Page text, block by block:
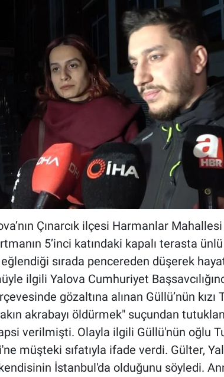
Çınarcık ilçesi Harmanlar
5’inci katındaki kapalı terasta ünlü
sırada pencereden düşerek
ilgili Yalova Cumhuriyet
gözaltına alınan Güllü’nün
akrabayı öldürmek" suçundan
verilmişti. Olayla ilgili Güllü'nün oğlu
müşteki sıfatıyla ifade verdi. Gülter,
İstanbul'da olduğunu söyledi.